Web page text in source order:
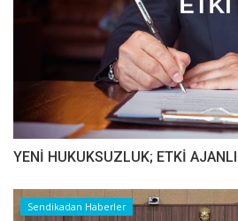
YENİ HUKUKSUZLUK; ETKİ
Sendikadan Haberler